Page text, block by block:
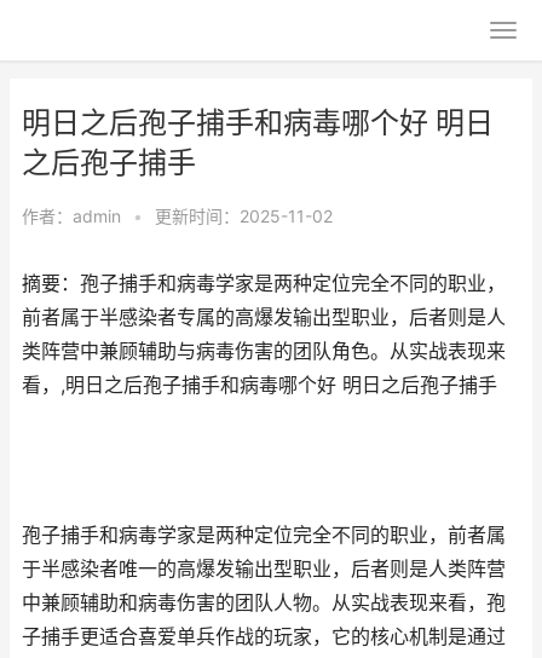
明日之后孢子捕手和病毒哪个好 明日
之后孢子捕手
作者： admin • 更新时间：2025-11-02
摘要：孢子捕手和病毒学家是两种定位完全不同的职业，
前者属于半感染者专属的高爆发输出型职业，后者则是人
类阵营中兼顾辅助与病毒伤害的团队角色。从实战表现来
看，,明日之后孢子捕手和病毒哪个好 明日之后孢子捕手
孢子捕手和病毒学家是两种定位完全不同的职业，前者属
于半感染者唯一的高爆发输出型职业，后者则是人类阵营
中兼顾辅助和病毒伤害的团队人物。从实战表现来看，孢
子捕手更适合喜爱单兵作战的玩家，它的核心机制是通过